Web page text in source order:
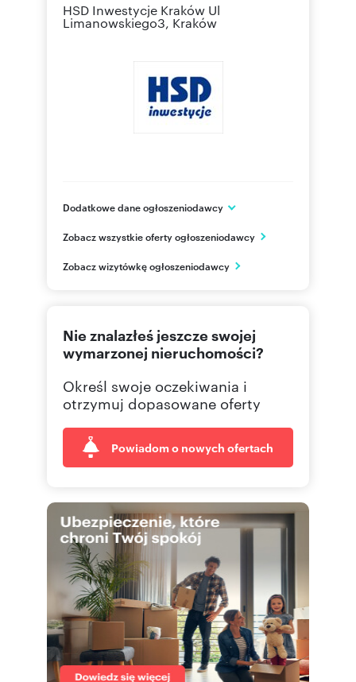
HSD Inwestycje Kraków Ul
Limanowskiego3, Kraków
Dodatkowe dane ogłoszeniodawcy
ul. Limanowskiego 3/24
Zobacz wszystkie oferty ogłoszeniodawcy
Zobacz wizytówkę ogłoszeniodawcy
Nie znalazłeś jeszcze swojej
wymarzonej nieruchomości?
Określ swoje oczekiwania i
otrzymuj dopasowane oferty
Powiadom o nowych ofertach